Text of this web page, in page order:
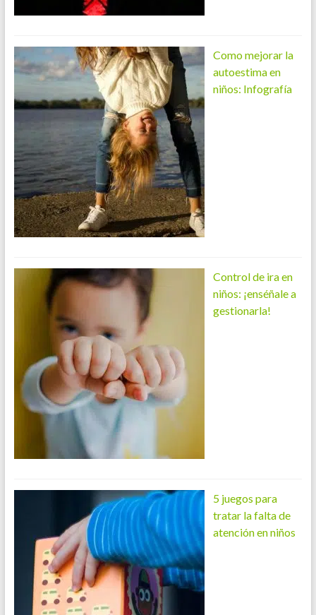
Como mejorar la
autoestima en
niños: Infografía
Control de ira en
niños: ¡enséñale a
gestionarla!
5 juegos para
tratar la falta de
atención en niños